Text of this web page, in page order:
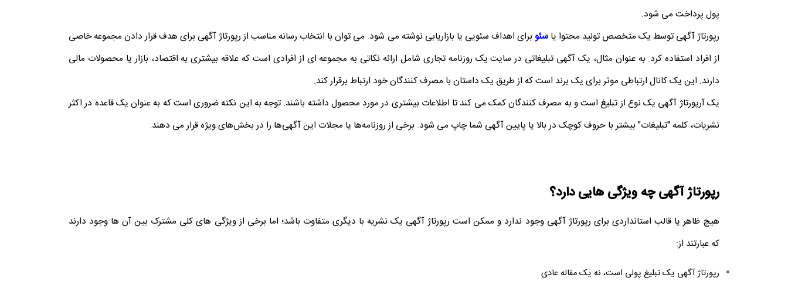
پول پرداخت می شود.
رپورتاژ آگهی توسط یک متخصص تولید محتوا یاسئوبرای اهداف سئویی یا بازاریابی نوشته می شود. می توان با انتخاب رسانه مناسب از رپورتاژ آگهی برای هدف قرار دادن مجموعه خاصی
از افراد استفاده کرد. به عنوان مثال، یک آگهی تبلیغاتی در سایت یک روزنامه تجاری شامل ارائه نکاتی به مجموعه ای از افرادی است که علاقه بیشتری به اقتصاد، بازار یا محصولات مالی
دارند. این یک کانال ارتباطی موثر برای یک برند است که از طریق یک داستان با مصرف کنندگان خود ارتباط برقرار کند.
یک آرپورتاژ آگهی یک نوع از تبلیغ است و به مصرف کنندگان کمک می کند تا اطلاعات بیشتری در مورد محصول داشته باشند. توجه به این نکته ضروری است که به عنوان یک قاعده در اکثر
نشریات، کلمه "تبلیغات" بیشتر با حروف کوچک در بالا یا پایین آگهی شما چاپ می شود. برخی از روزنامه‌ها یا مجلات این آگهی‌ها را در بخش‌های ویژه قرار می دهند.
رپورتاژ آگهی چه ویژگی هایی دارد؟
هیچ ظاهر یا قالب استانداردی برای رپورتاژ آگهی وجود ندارد و ممکن است رپورتاژ آگهی یک نشریه با دیگری متفاوت باشد؛ اما برخی از ویژگی های کلی مشترک بین آن ها وجود دارند
که عبارتند از:
رپورتاژ آگهی یک تبلیغ پولی است، نه یک مقاله عادی